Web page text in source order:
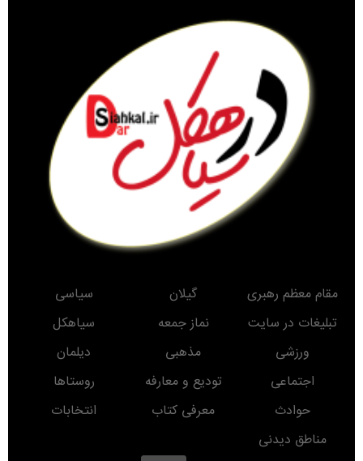
مقام معظم رهبری گیلان
سیاسی
تبلیغات در سایت
نماز جمعه
سیاهکل
ورزشی
مذهبی
دیلمان
اجتماعی
تودیع و معارفه
روستاها
حوادث
معرفی کتاب
انتخابات
مناطق دیدنی